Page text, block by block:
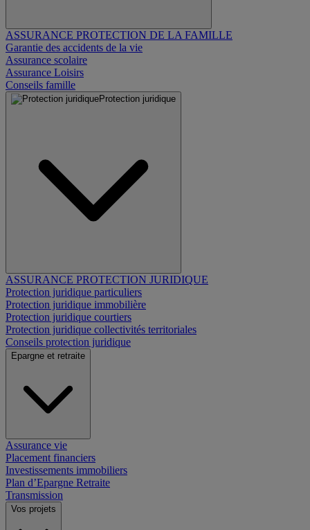
ASSURANCE PROTECTION DE LA FAMILLE
Garantie des accidents de la vie
Assurance scolaire
Assurance Loisirs
Conseils famille
Protection juridique
ASSURANCE PROTECTION JURIDIQUE
Protection juridique particuliers
Protection juridique immobilière
Protection juridique courtiers
Protection juridique collectivités territoriales
Conseils protection juridique
Epargne et retraite
Assurance vie
Placement financiers
Investissements immobiliers
Plan d’Epargne Retraite
Transmission
Vos projets